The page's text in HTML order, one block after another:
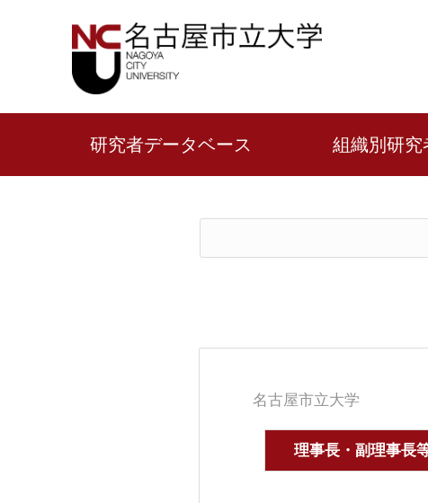
研究者データベース 組織別研究
名古屋市立大学
理事長・副理事長